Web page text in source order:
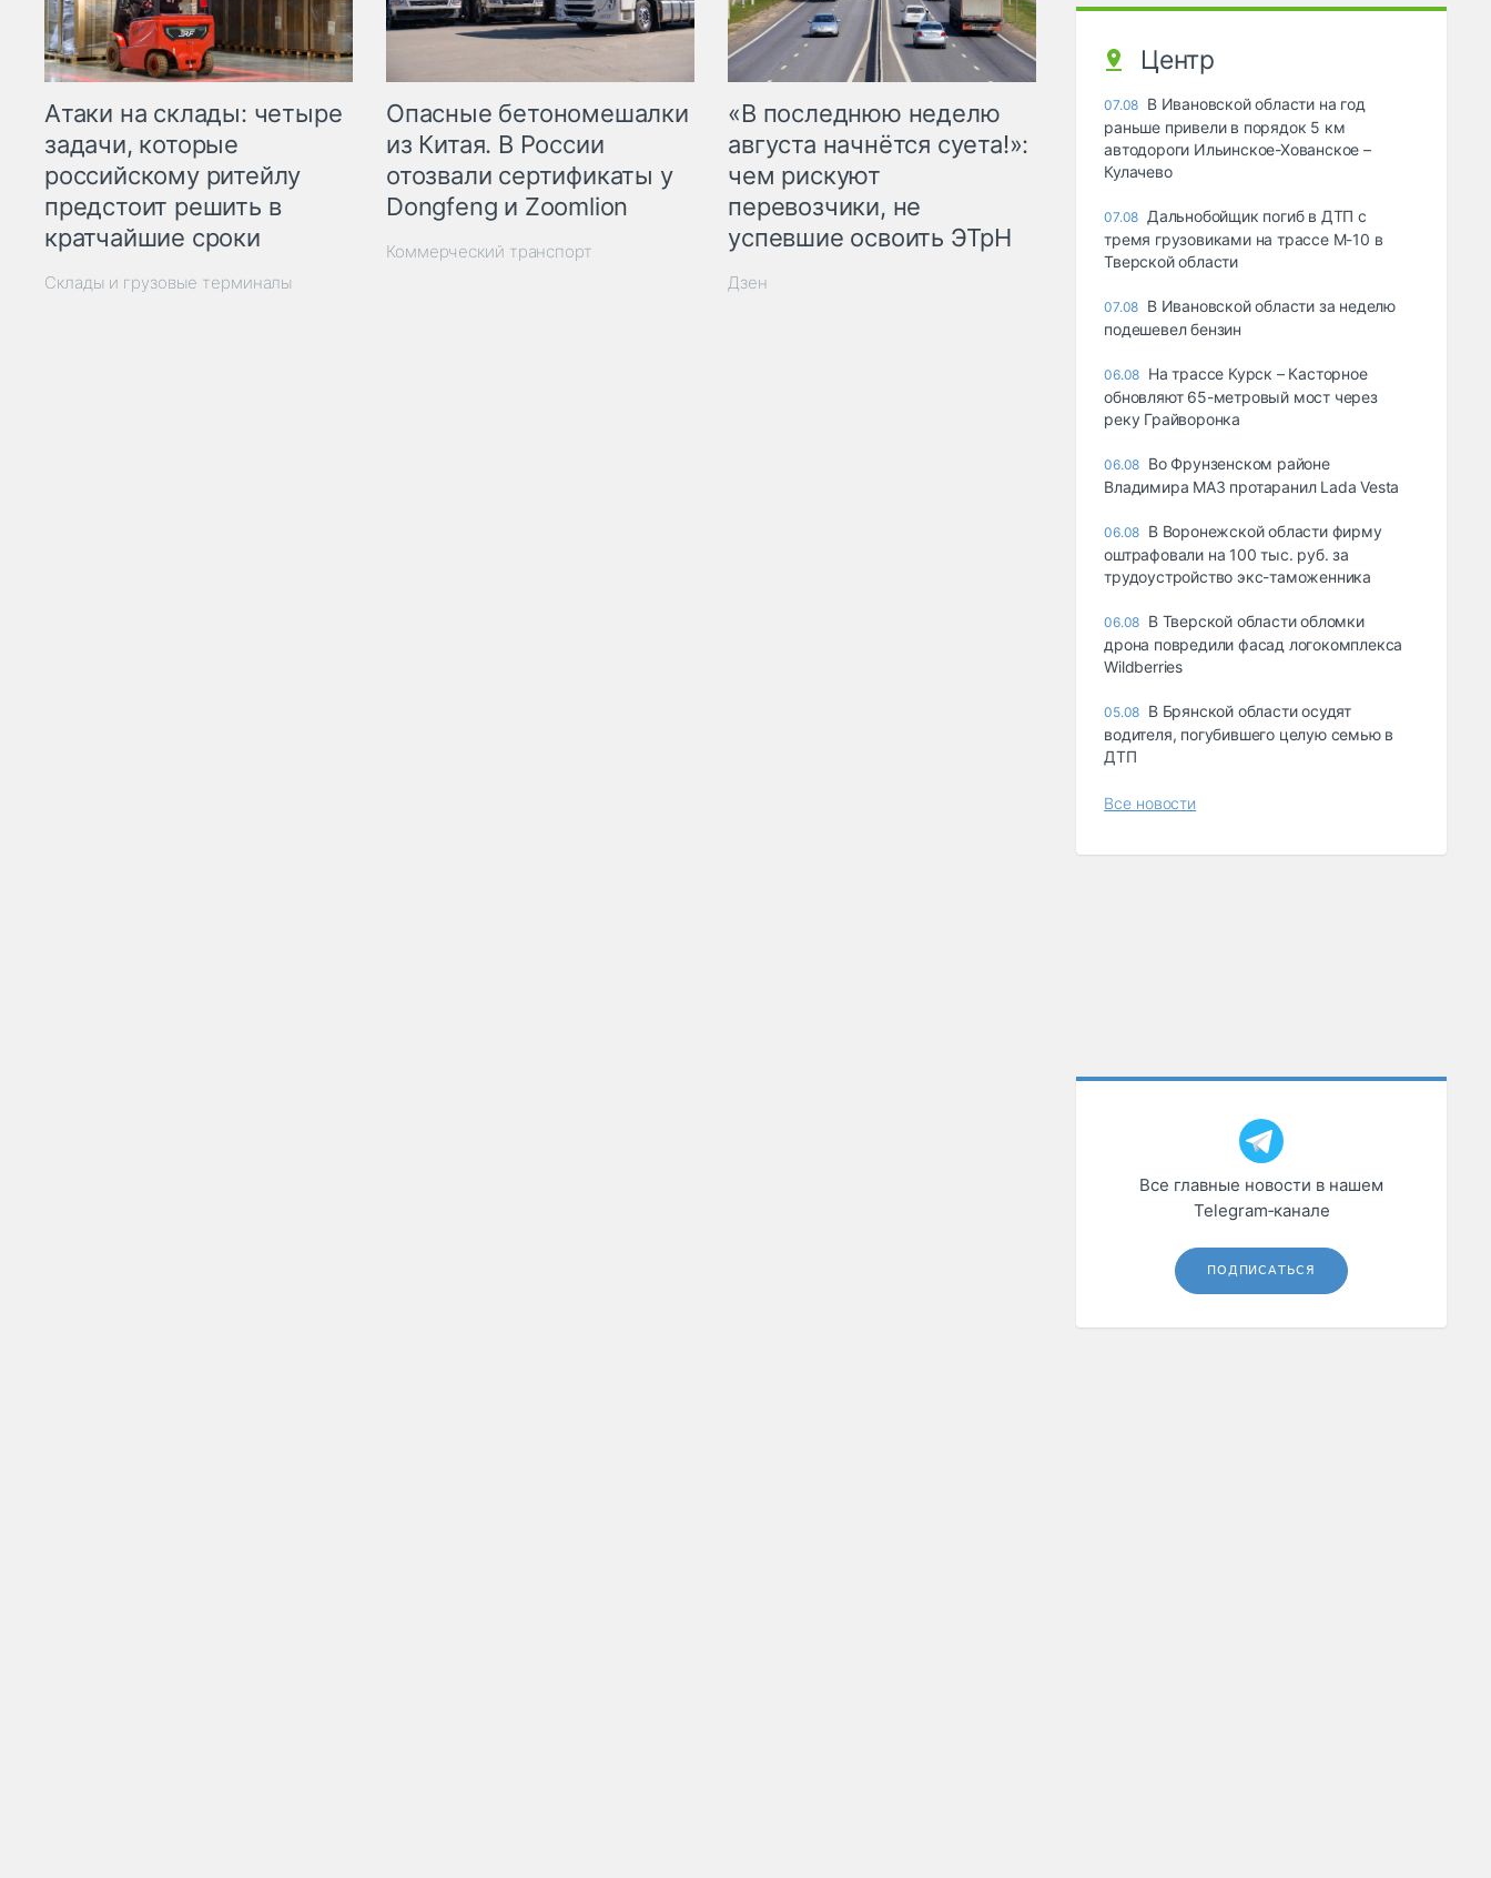
Атаки на склады: четыре
задачи, которые
российскому ритейлу
предстоит решить в
кратчайшие сроки
Склады и грузовые терминалы
Опасные бетономешалки
из Китая. В России
отозвали сертификаты у
Dongfeng и Zoomlion
Коммерческий транспорт
«В последнюю неделю
августа начнётся суета!»:
чем рискуют
перевозчики, не
успевшие освоить ЭТрН
Дзен
Центр
07.08 В Ивановской области на год
раньше привели в порядок 5 км
автодороги Ильинское-Хованское –
Кулачево
07.08 Дальнобойщик погиб в ДТП с
тремя грузовиками на трассе М-10 в
Тверской области
07.08 В Ивановской области за неделю
подешевел бензин
06.08 На трассе Курск – Касторное
обновляют 65-метровый мост через
реку Грайворонка
06.08 Во Фрунзенском районе
Владимира МАЗ протаранил Lada Vesta
06.08 В Воронежской области фирму
оштрафовали на 100 тыс. руб. за
трудоустройство экс-таможенника
06.08 В Тверской области обломки
дрона повредили фасад логокомплекса
Wildberries
05.08 В Брянской области осудят
водителя, погубившего целую семью в
ДТП
Все новости
Все главные новости в нашем
Telegram‑канале
ПОДПИСАТЬСЯ